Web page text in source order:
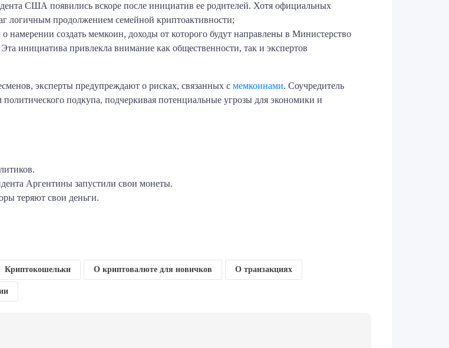
США появились вскоре после инициатив ее родителей. Хотя официальных
логичным продолжением семейной криптоактивности;​
создать мемкоин, доходы от которого будут направлены в Министерство
инициатива привлекла внимание как общественности, так и экспертов
эксперты предупреждают о рисках, связанных с мемкоинами. Соучредитель
подкупа, подчеркивая потенциальные угрозы для экономики и
Аргентины запустили свои монеты.
теряют свои деньги.
Криптокошельки О криптовалюте для новичков О транзакциях